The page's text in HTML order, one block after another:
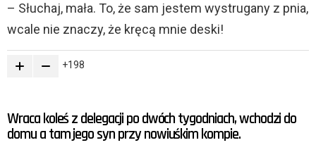
– Słuchaj, mała. To, że sam jestem wystrugany z pnia,
wcale nie znaczy, że kręcą mnie deski!
198
Wraca koleś z delegacji po dwóch tygodniach, wchodzi do
domu a tam jego syn przy nowiuśkim kompie.